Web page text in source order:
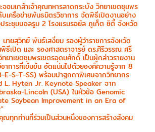
จอมเกล้าเจ้าคุณทหารลาดกระบัง วิทยาเขตชุมพร
เครือข่ายพันธมิตรวิชาการ จัดพิธีเปิดงานอย่าง
ระชุมบอลรูม 2 โรงแรมรอยัล ภูเก็ต ซิตี้ จังหวัด
นายสุวิทย์ พันธ์เสงี่ยม รองผู้ว่าราชการจังหวัด
พิธีเปิด และ รองศาสตราจารย์ ดร.ศิริวรรณ ศรี
ยาเขตชุมพรเขตรอุดมศักดิ์ เป็นผู้กล่าวรายงาน
าการที่เข้มข้น อัดแน่นไปด้วยองค์ความรู้จาก 8
S-T-SS) พร้อมปาฐกถาพิเศษจากวิทยากร
L. Hyten Jr. Keynote Speaker จาก
Lincoln (USA) ในหัวข้อ Genomic
Soybean Improvement in an Era of
ทุกท่านที่ร่วมเป็นส่วนหนึ่งของการสร้างสังคม